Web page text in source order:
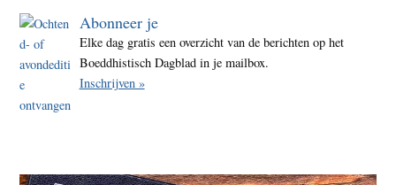
Abonneer je
Elke dag gratis een overzicht van de berichten op het
Boeddhistisch Dagblad in je mailbox.
Inschrijven »